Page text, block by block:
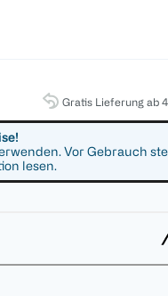
Gratis Lieferung ab
Vor Gebrauch
lesen.